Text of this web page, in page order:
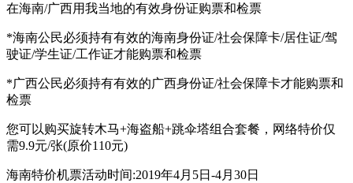
在海南/广西用我当地的有效身份证购票和检票
*海南公民必须持有有效的海南身份证/社会保障卡/居住证/驾
驶证/学生证/工作证才能购票和检票
*广西公民必须持有有效的广西身份证/社会保障卡才能购票和
检票
您可以购买旋转木马+海盗船+跳伞塔组合套餐，网络特价仅
需9.9元/张(原价110元)
海南特价机票活动时间:2019年4月5日-4月30日